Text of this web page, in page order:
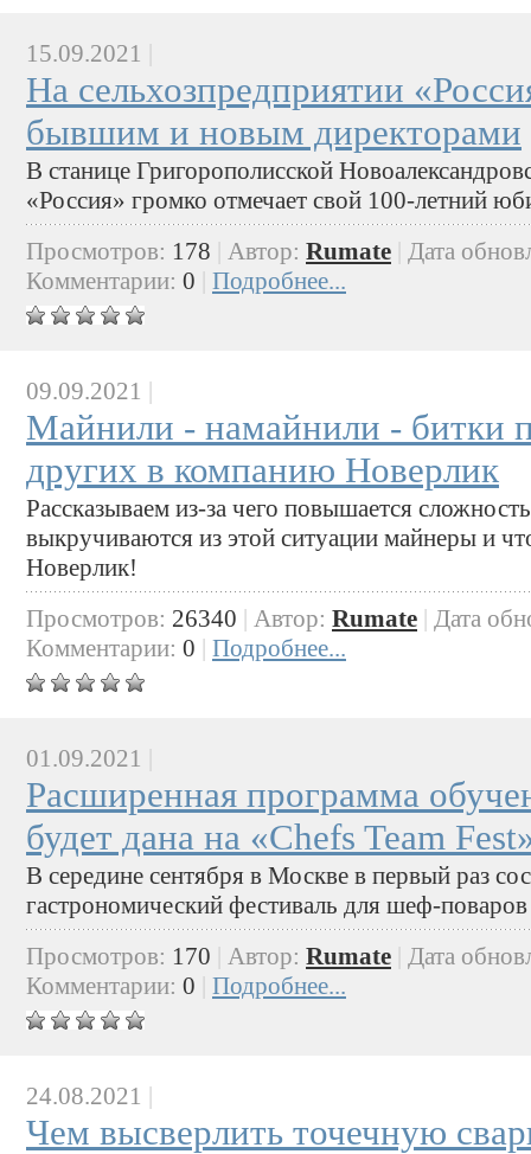
15.09.2021
На сельхозпредприятии
бывшим и новым директорами
В станице Григорополисской
«Россия» громко отмечает свой 100-летний
Просмотров: 178 Автор: Rumate
Дата
Комментарии: 0 Подробнее...
09.09.2021 |
Майнили - намайнили - битки
других в компанию Новерлик
Рассказываем из-за чего повышается
выкручиваются из этой ситуации майнеры и
Новерлик!
Просмотров: 26340 | Автор: Rumate | Дата
Комментарии: 0 | Подробнее...
01.09.2021
Расширенная программа
будет дана на «Chefs Team
В середине сентября в Москве в первый раз
гастрономический фестиваль для шеф-
Просмотров: 170 Автор: Rumate
Дата
Комментарии: 0 Подробнее...
24.08.2021 |
Чем высверлить точечную